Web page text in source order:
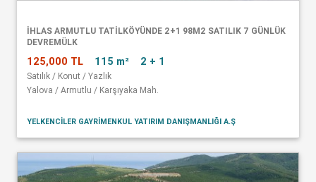
İHLAS ARMUTLU TATİLKÖYÜNDE 2+1 98M2 SATILIK 7 GÜNLÜK
DEVREMÜLK
125,000 TL 115 m² 2 + 1
Satılık / Konut / Yazlık
Yalova / Armutlu / Karşıyaka Mah.
YELKENCİLER GAYRİMENKUL YATIRIM DANIŞMANLIĞI A.Ş